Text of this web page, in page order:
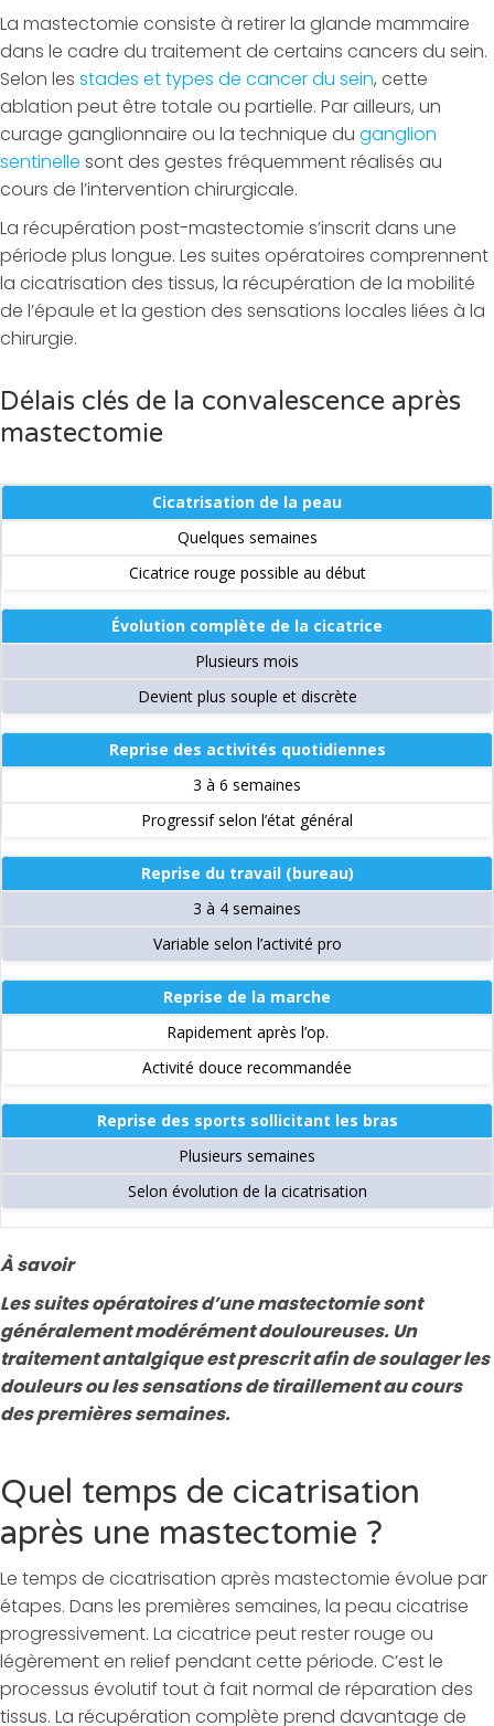
La mastectomie consiste à retirer la glande mammaire
dans le cadre du traitement de certains cancers du sein.
Selon les stades et types de cancer du sein, cette
ablation peut être totale ou partielle. Par ailleurs, un
curage ganglionnaire ou la technique du ganglion
sentinelle sont des gestes fréquemment réalisés au
cours de l’intervention chirurgicale.
La récupération post-mastectomie s’inscrit dans une
période plus longue. Les suites opératoires comprennent
la cicatrisation des tissus, la récupération de la mobilité
de l’épaule et la gestion des sensations locales liées à la
chirurgie.
Délais clés de la convalescence après
mastectomie
Cicatrisation de la peau
Quelques semaines
Cicatrice rouge possible au début
Évolution complète de la cicatrice
Plusieurs mois
Devient plus souple et discrète
Reprise des activités quotidiennes
3 à 6 semaines
Progressif selon l’état général
Reprise du travail (bureau)
3 à 4 semaines
Variable selon l’activité pro
Reprise de la marche
Rapidement après l’op.
Activité douce recommandée
Reprise des sports sollicitant les bras
Plusieurs semaines
Selon évolution de la cicatrisation
À savoir
Les suites opératoires d’une mastectomie sont
généralement modérément douloureuses. Un
traitement antalgique est prescrit afin de soulager les
douleurs ou les sensations de tiraillement au cours
des premières semaines.
Quel temps de cicatrisation
après une mastectomie ?
Le temps de cicatrisation après mastectomie évolue par
étapes. Dans les premières semaines, la peau cicatrise
progressivement. La cicatrice peut rester rouge ou
légèrement en relief pendant cette période. C’est le
processus évolutif tout à fait normal de réparation des
tissus. La récupération complète prend davantage de